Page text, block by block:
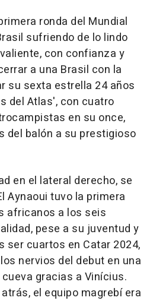
ronda del Mundial
sufriendo de lo lindo
con confianza y
a una Brasil con la
su sexta estrella 24 años
del Atlas', con cuatro
en su once,
del balón a su prestigioso
en el lateral derecho, se
Aynaoui tuvo la primera
africanos a los seis
pese a su juventud y
ser cuartos en Catar 2024,
nervios del debut en una
gracias a Vinícius.
el equipo magrebí era